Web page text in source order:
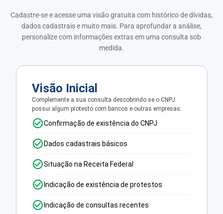
Cadastre-se e acesse uma visão gratuita com histórico de dívidas,
dados cadastrais e muito mais. Para aprofundar a análise,
personalize com informações extras em uma consulta sob
medida.
Visão Inicial
Complemente a sua consulta descobrindo se o CNPJ
possui algum protesto com bancos e outras empresas.
Confirmação de existência do CNPJ
Dados cadastrais básicos
Situação na Receita Federal
Indicação de existência de protestos
Indicação de consultas recentes